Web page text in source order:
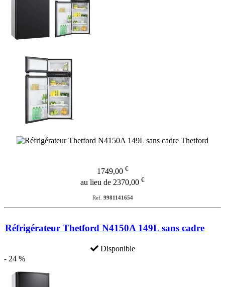
1749,00 €
au lieu de 2370,00 €
Ref. 9981141654
Réfrigérateur Thetford N4150A 149L sans cadre
Disponible
- 24 %